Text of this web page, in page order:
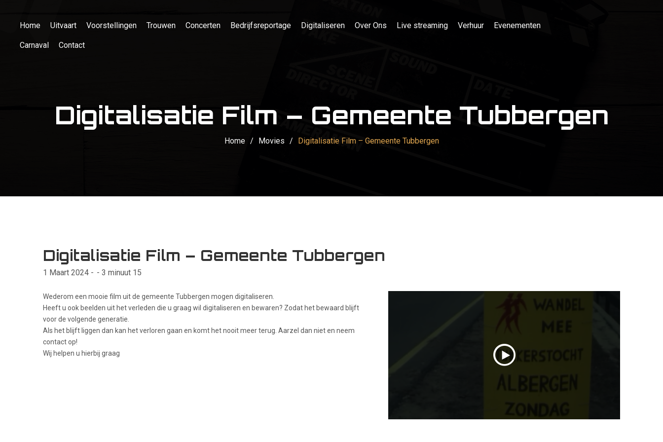
Home Uitvaart Voorstellingen Trouwen Concerten Bedrijfsreportage Digitaliseren Over Ons Live streaming Verhuur Evenementen
Carnaval Contact
Digitalisatie Film – Gemeente Tubbergen
Home / Movies / Digitalisatie Film – Gemeente Tubbergen
Digitalisatie Film – Gemeente Tubbergen
1 Maart 2024 - - 3 minuut 15
Wederom een mooie film uit de gemeente Tubbergen mogen digitaliseren.
Heeft u ook beelden uit het verleden die u graag wil digitaliseren en bewaren? Zodat het bewaard blijft
voor de volgende generatie.
Als het blijft liggen dan kan het verloren gaan en komt het nooit meer terug. Aarzel dan niet en neem
contact op!
Wij helpen u hierbij graag